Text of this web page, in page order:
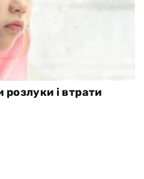
і втрати